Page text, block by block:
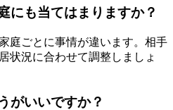
にも当てはまりますか？
庭ごとに事情が違います。相手
状況に合わせて調整しましょ
がいいですか？